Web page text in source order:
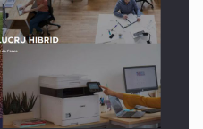
nu se supun noilor